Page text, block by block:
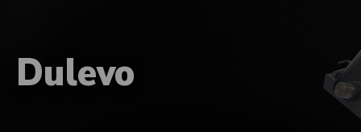
Dulevo